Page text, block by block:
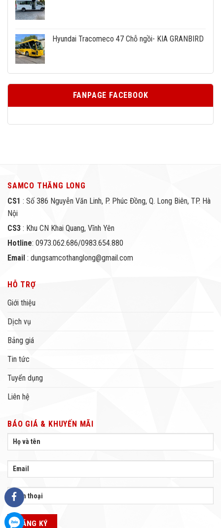
Hyundai Tracomeco 47 Chỗ ngồi- KIA GRANBIRD
FANPAGE FACEBOOK
SAMCO THĂNG LONG
CS1 : Số 386 Nguyễn Văn Linh, P. Phúc Đồng, Q. Long Biên, TP. Hà
Nội
CS3 : Khu CN Khai Quang, Vĩnh Yên
Hotline: 0973.062.686/0983.654.880
Email : dungsamcothanglong@gmail.com
HỖ TRỢ
Giới thiệu
Dịch vụ
Bảng giá
Tin tức
Tuyển dụng
Liên hệ
BÁO GIÁ & KHUYẾN MÃI